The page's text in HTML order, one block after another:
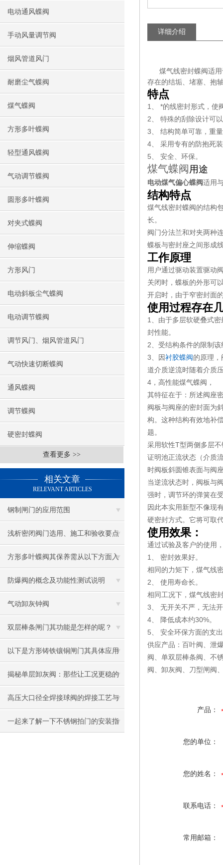
电动通风蝶阀
手动风量调节阀
烟风管道风门
耐磨尘气蝶阀
煤气蝶阀
方形多叶蝶阀
轻型通风蝶阀
气动调节蝶阀
圆形多叶蝶阀
对夹式蝶阀
伸缩蝶阀
方形风门
电动斜板尘气蝶阀
电动调节蝶阀
调节风门、烟风管道风门
气动快速切断蝶阀
通风蝶阀
调节蝶阀
硬密封蝶阀
查看更多 >>
相关文章
RELEVANT ARTICLES
钢制闸门的应用范围
浅析密闭阀门选用、施工和验收要点
方形多叶蝶阀其保养需从以下方面入
手
防爆阀的概念及功能性测试说明
气动卸灰钟阀
双层棒条闸门其功能是怎样的呢？
以下是方形铸铁镶铜闸门其具体应用
范围及典型场景
揭秘单层卸灰阀：那些让工况更稳的
核心特点，你了解多少？
高压大口径全焊接球阀的焊接工艺与
应用范围
一起来了解一下不锈钢拍门的安装指
详细介绍
煤气线密封蝶阀适
存在的结垢、堵塞、抱
特点
1、 *的线密封形式，使
2、 特殊的刮除设计可
3、 结构简单可靠，重
4、 采用专有的防抱死
5、 安全、环保。
煤气蝶阀用途
电动煤气偏心蝶阀适用
结构特点
煤气线密封蝶阀的结构
长。
阀门分法兰和对夹两种
蝶板与密封座之间形成
工作原理
用户通过驱动装置驱动
关闭时，蝶板的外形可
开启时，由于窄密封面
使用过程存在
1、由于多层软硬叠式
封性能。
2、受结构条件的限制
3、因衬胶蝶阀的原理
道介质逆流时随着介质
4，高性能煤气蝶阀，
其特征在于：所述阀座
阀板与阀座的密封面为
构。这种结构有效地补
题。
采用软性T型两侧多层
证明池正流状态（介质
时阀板斜圆锥表面与阀
当逆流状态时，阀板与
强时，调节环的弹簧在
因此本实用新型不像现
硬密封方式。它将可取
使用效果：
通过试验及客户的使用
1、 密封效果好。
相同的力矩下，煤气线
2、 使用寿命长。
相同工况下，煤气线密
3、 无开关不严，无法
4、 降低成本约30%。
5、 安全环保方面的支
供应产品： 百叶阀 、 泄
阀 、 单双层棒条阀 、 不
阀、卸灰阀 、 刀型闸阀
产品：
您的单位：
您的姓名：
联系电话：
常用邮箱：